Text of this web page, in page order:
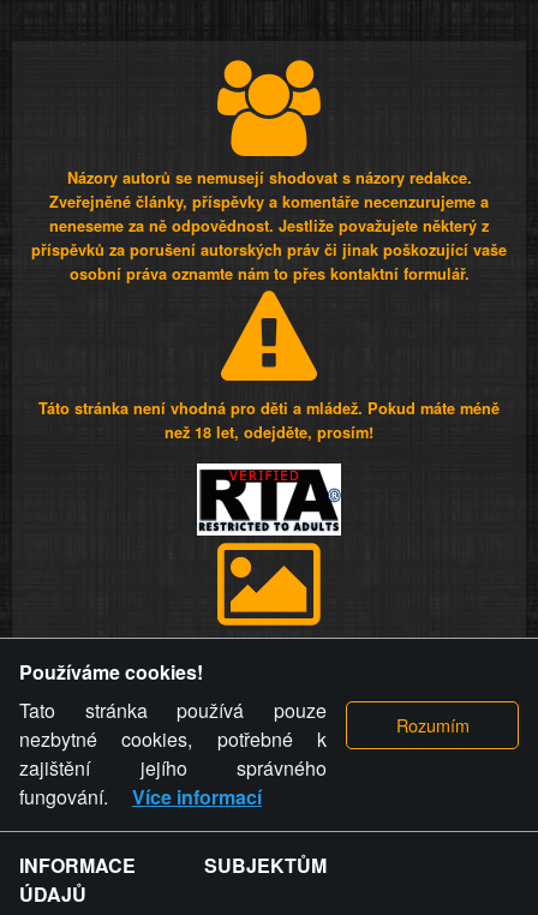
Názory autorů se nemusejí shodovat s názory redakce.
Zveřejněné články, příspěvky a komentáře necenzurujeme a
neneseme za ně odpovědnost. Jestliže považujete některý z
příspěvků za porušení autorských práv či jinak poškozující vaše
osobní práva oznamte nám to přes kontaktní formulář.
Táto stránka není vhodná pro děti a mládež. Pokud máte méně
než 18 let, odejděte, prosím!
videa a komentáře. Osoba, které se toto opatření provozovatele
stránky týče, ani osoba, která umístila fotografii nebo video na
stránku, nemůže z důvodu odstranění fotografie, videa nebo
komentáře pro výše uvedenou okolnost uplatnit vůči
provozovateli stránky žádný nárok na náhradu škody nebo
nemajetkové újmy.
ZVRÁCENÝ.CZ - Svět není zvrácenej. To jen
Používáme cookies!
Tato stránka používá pouze
nezbytné cookies, potřebné k
zajištění jejího správného
fungování.
Více informací
INFORMACE SUBJEKTŮM
ÚDAJŮ